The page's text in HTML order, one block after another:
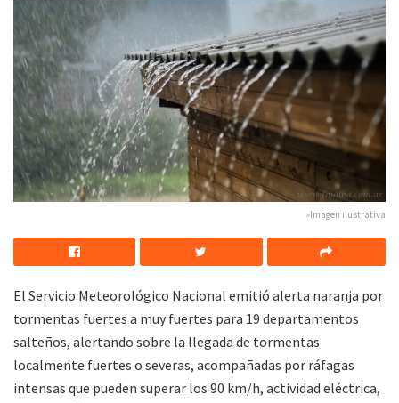
»Imagen ilustrativa
El Servicio Meteorológico Nacional emitió alerta naranja por
tormentas fuertes a muy fuertes para 19 departamentos
salteños, alertando sobre la llegada de tormentas
localmente fuertes o severas, acompañadas por ráfagas
intensas que pueden superar los 90 km/h, actividad eléctrica,